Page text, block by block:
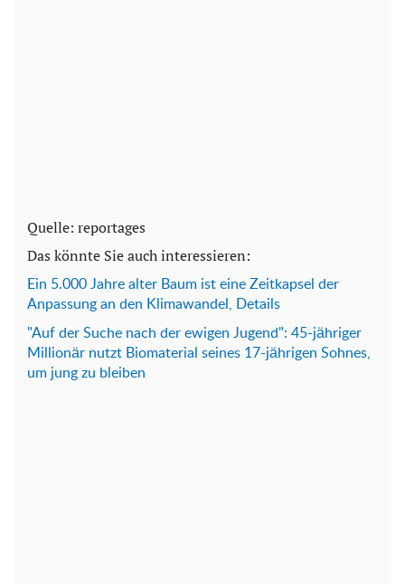
Quelle: reportages
Das könnte Sie auch interessieren:
Ein 5.000 Jahre alter Baum ist eine Zeitkapsel der
Anpassung an den Klimawandel, Details
"Auf der Suche nach der ewigen Jugend": 45-jähriger
Millionär nutzt Biomaterial seines 17-jährigen Sohnes,
um jung zu bleiben